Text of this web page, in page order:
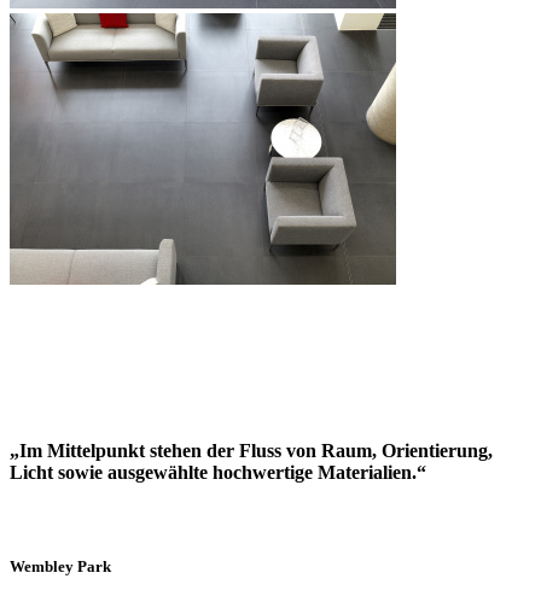
„Im Mittelpunkt stehen der Fluss von Raum, Orientierung,
Licht sowie ausgewählte hochwertige Materialien.“
Wembley Park